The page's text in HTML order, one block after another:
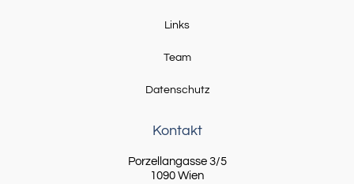
Links
Team
Datenschutz
Kontakt
Porzellangasse 3/5
1090 Wien